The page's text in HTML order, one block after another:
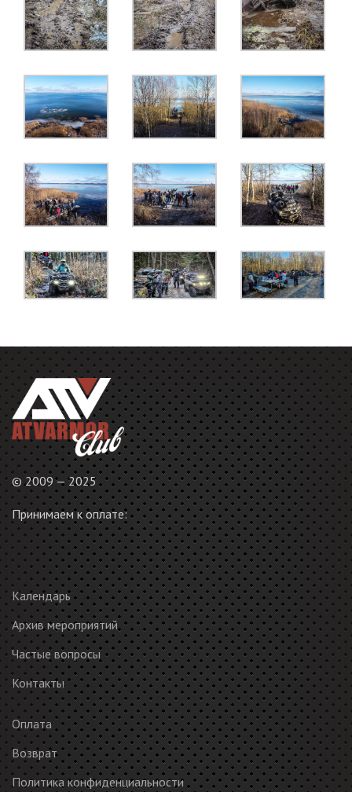
© 2009 — 2025
Принимаем к оплате:
Календарь
Архив мероприятий
Частые вопросы
Контакты
Оплата
Возврат
Политика конфиденциальности